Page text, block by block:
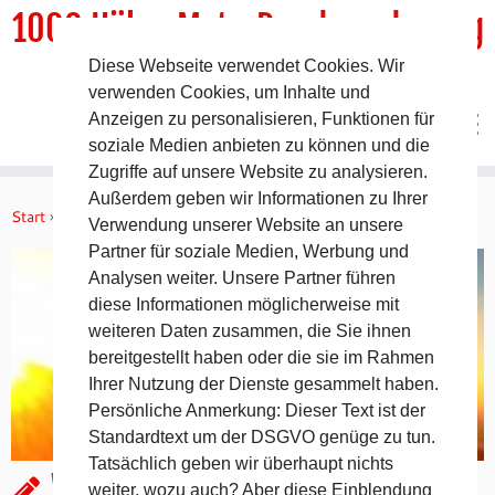
Inhalt
1000 HöhenMeterRundwanderweg
DER Rundwanderweg um Pommelsbrunn
Start » Aktuelles » Wintersonnenuntergang
Diese Webseite verwendet Cookies. Wir
verwenden Cookies, um Inhalte und
Anzeigen zu personalisieren, Funktionen für
soziale Medien anbieten zu können und die
Zugriffe auf unsere Website zu analysieren.
Außerdem geben wir Informationen zu Ihrer
Verwendung unserer Website an unsere
Partner für soziale Medien, Werbung und
Analysen weiter. Unsere Partner führen
diese Informationen möglicherweise mit
weiteren Daten zusammen, die Sie ihnen
bereitgestellt haben oder die sie im Rahmen
Ihrer Nutzung der Dienste gesammelt haben.
Persönliche Anmerkung: Dieser Text ist der
Standardtext um der DSGVO genüge zu tun.
Tatsächlich geben wir überhaupt nichts
weiter, wozu auch? Aber diese Einblendung